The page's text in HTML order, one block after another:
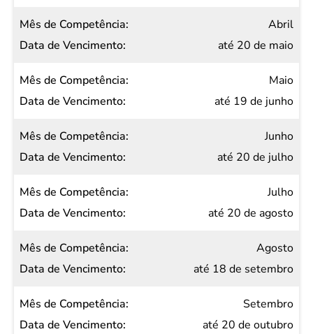
Abril
até 20 de maio
Maio
até 19 de junho
Junho
até 20 de julho
Julho
até 20 de agosto
Agosto
até 18 de setembro
Setembro
até 20 de outubro